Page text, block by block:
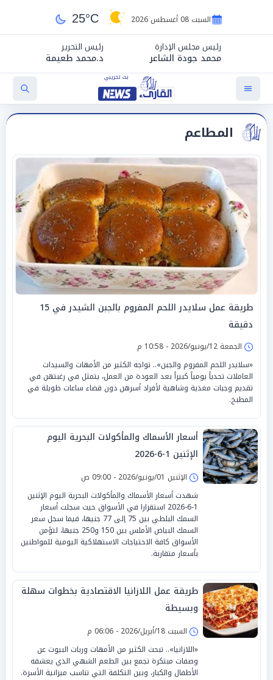
السبت 08 أغسطس 2026 25°C
رئيس مجلس الإدارة
محمد جودة الشاعر
رئيس التحرير
د.محمد طعيمة
المطاعم
طريقة عمل سلايدر اللحم المفروم بالجبن الشيدر في 15
دقيقة
الجمعة 12/يونيو/2026 - 10:58 م
«سلايدر اللحم المفروم والجبن».. تواجه الكثير من الأمهات والسيدات
العاملات تحدياً يومياً كبيراً بعد العودة من العمل، يتمثل في رغبتهن في
تقديم وجبات مغذية وشاهية لأفراد أسرهن دون قضاء ساعات طويلة في
المطبخ.
أسعار الأسماك والمأكولات البحرية اليوم
الإثنين 1-6-2026
الإثنين 01/يونيو/2026 - 09:00 ص
شهدت أسعار الأسماك والمأكولات البحرية اليوم الإثنين
1-6-2026 استقرارا في الأسواق حيث سجلت أسعار
السمك البلطي بين 75 إلى 77 جنيها، فيما سجل سعر
السمك البياض الأملس بين 150 و250 جنيها، لتؤمن
الأسواق كافة الاحتياجات الاستهلاكية اليومية للمواطنين
بأسعار متقاربة.
طريقة عمل اللازانيا الاقتصادية بخطوات سهلة
وبسيطة
السبت 18/أبريل/2026 - 06:06 م
«اللازانيا».. تبحث الكثير من الأمهات وربات البيوت عن
وصفات مبتكرة تجمع بين الطعم الشهي الذي يعشقه
الأطفال والكبار، وبين التكلفة التي تناسب ميزانية الأسرة.